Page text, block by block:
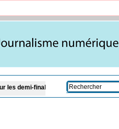
Le chef du CENTCOM américain en